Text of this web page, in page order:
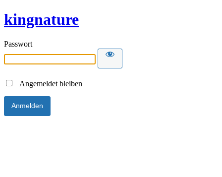
kingnature
Passwort
Angemeldet bleiben